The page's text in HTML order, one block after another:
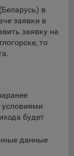
для настройки
информацию о
и
местных
файлы cookie
вносить в них
в
заявки в
заявку на
то
будет
данные